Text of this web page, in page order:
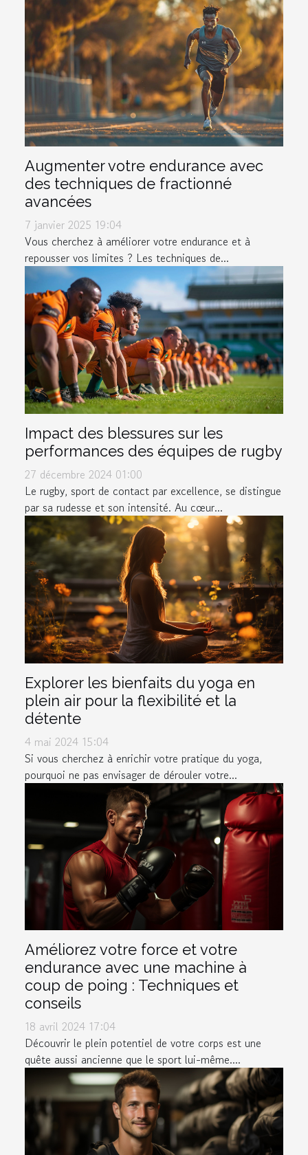
Augmenter votre endurance avec
des techniques de fractionné
avancées
7 janvier 2025 19:04
Vous cherchez à améliorer votre endurance et à
repousser vos limites ? Les techniques de...
Impact des blessures sur les
performances des équipes de rugby
27 décembre 2024 01:00
Le rugby, sport de contact par excellence, se distingue
par sa rudesse et son intensité. Au cœur...
Explorer les bienfaits du yoga en
plein air pour la flexibilité et la
détente
4 mai 2024 15:04
Si vous cherchez à enrichir votre pratique du yoga,
pourquoi ne pas envisager de dérouler votre...
Améliorez votre force et votre
endurance avec une machine à
coup de poing : Techniques et
conseils
18 avril 2024 17:04
Découvrir le plein potentiel de votre corps est une
quête aussi ancienne que le sport lui-même....